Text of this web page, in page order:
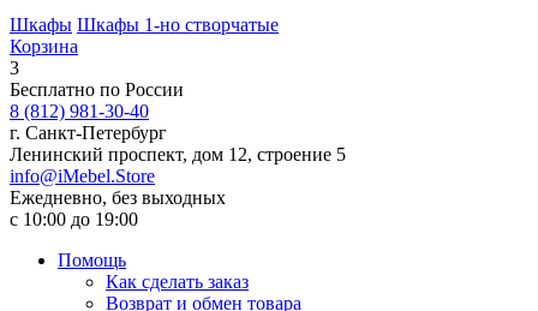
Шкафы Шкафы 1-но створчатые
Корзина
3
Бесплатно по России
8 (812) 981-30-40
г. Санкт-Петербург
Ленинский проспект, дом 12, строение 5
info@iMebel.Store
Ежедневно, без выходных
с 10:00 до 19:00
Помощь
Как сделать заказ
Возврат и обмен товара